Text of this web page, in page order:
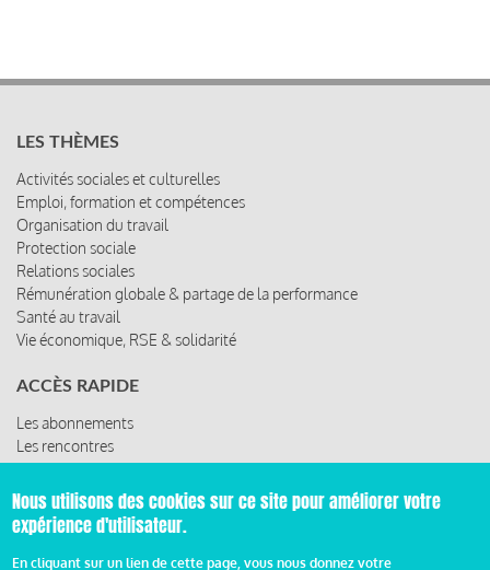
LES THÈMES
Activités sociales et culturelles
Emploi, formation et compétences
Organisation du travail
Protection sociale
Relations sociales
Rémunération globale & partage de la performance
Vie économique, RSE & solidarité
ACCÈS RAPIDE
Les abonnements
Les rencontres
Les ressources
Nous utilisons des cookies sur ce site pour améliorer votre
expérience d'utilisateur.
En cliquant sur un lien de cette page, vous nous donnez votre